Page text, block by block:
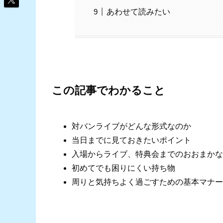
あわせて読みたい
この記事でわかること
対バンライブがどんな形式なのか
当日までに見ておきたいポイント
入場からライブ、特典会までのおおまか
初めてでも困りにくい持ち物
周りと気持ちよく過ごすための基本マナー